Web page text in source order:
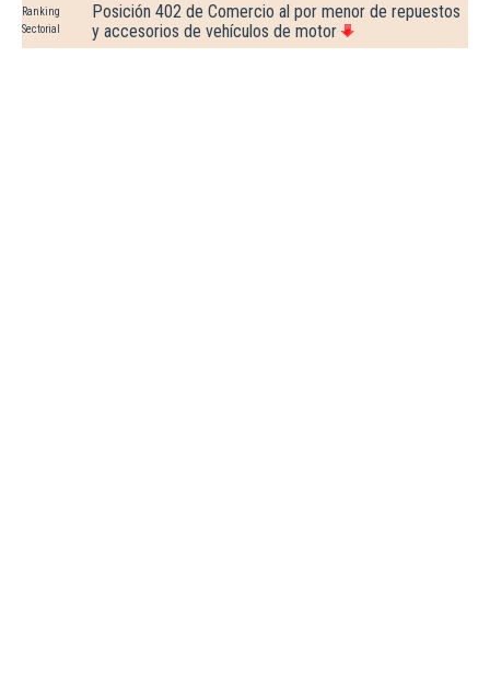
Ranking
Sectorial
Posición 402 de Comercio al por menor de repuestos
y accesorios de vehículos de motor